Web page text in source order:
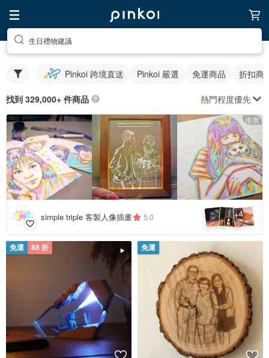
生日禮物建議
Pinkoi 跨境直送 Pinkoi 嚴選 免運商品 折扣商
找到 329,000+ 件商品 熱門程度優先
推廣
simple triple 客製人像插畫 5.0 +4
免運 88 折 免運